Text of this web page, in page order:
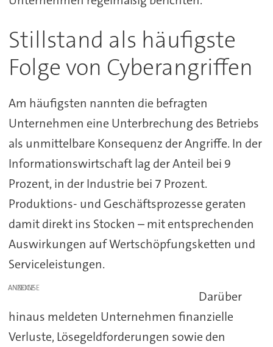
Stillstand als häufigste
Folge von Cyberangriffen
Am häufigsten nannten die befragten
Unternehmen eine Unterbrechung des Betriebs
als unmittelbare Konsequenz der Angriffe. In der
Informationswirtschaft lag der Anteil bei 9
Prozent, in der Industrie bei 7 Prozent.
Produktions- und Geschäftsprozesse geraten
damit direkt ins Stocken – mit entsprechenden
Auswirkungen auf Wertschöpfungsketten und
Serviceleistungen.
ANZEIGE
Darüber
hinaus meldeten Unternehmen finanzielle
Verluste, Lösegeldforderungen sowie den